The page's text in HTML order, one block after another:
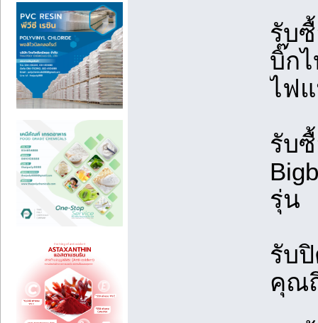
รับ
บิ๊ก
ไฟ
รับ
รุ่น
รับ
คุณ